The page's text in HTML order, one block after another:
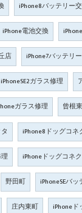
iPhone8バッテリー
iPhone電池交換
店 iPhone7バッテリ
iPhoneSE2ガラス修理
ガラス修理 曾根
iPhone8ドッグコネ
iPhoneドッグコネ
野田町 iPhoneSEバ
庄内東町 iPhone